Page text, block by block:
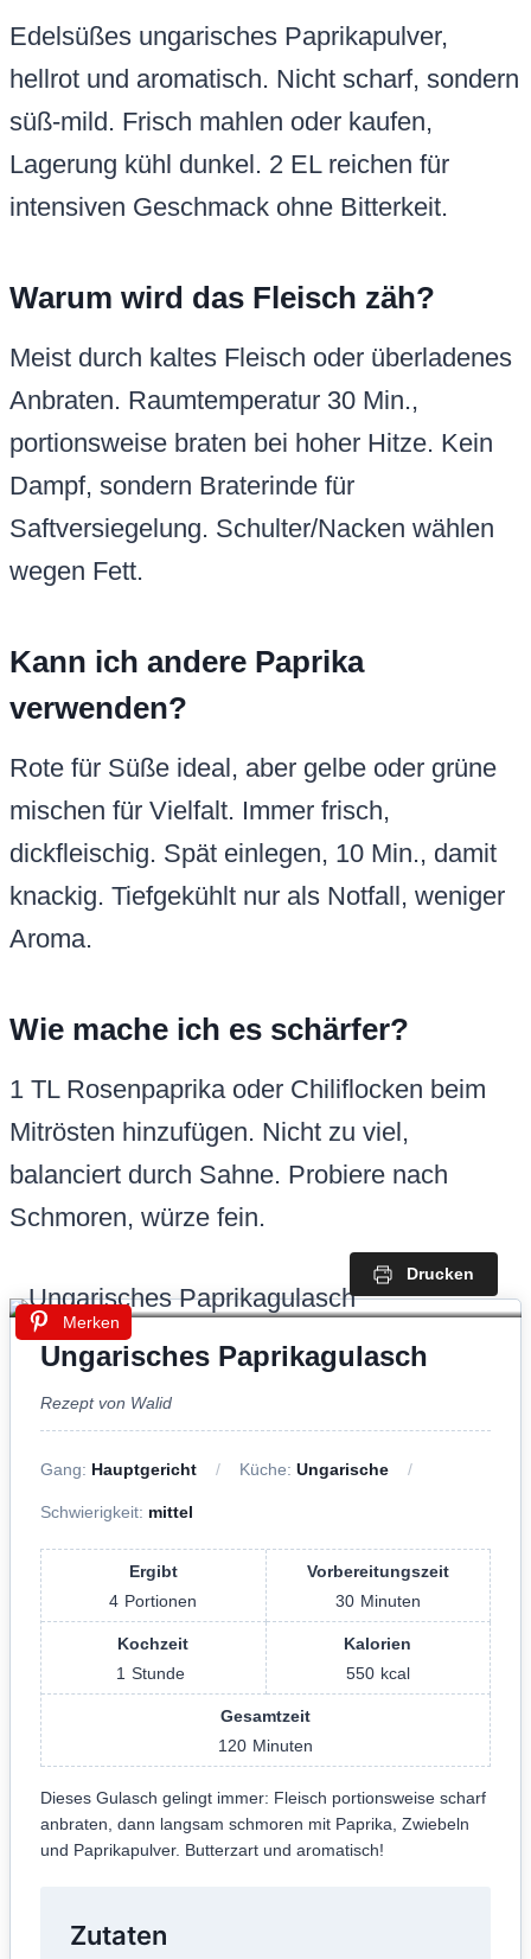
Edelsüßes ungarisches Paprikapulver,
hellrot und aromatisch. Nicht scharf, sondern
süß-mild. Frisch mahlen oder kaufen,
Lagerung kühl dunkel. 2 EL reichen für
intensiven Geschmack ohne Bitterkeit.
Warum wird das Fleisch zäh?
Meist durch kaltes Fleisch oder überladenes
Anbraten. Raumtemperatur 30 Min.,
portionsweise braten bei hoher Hitze. Kein
Dampf, sondern Braterinde für
Saftversiegelung. Schulter/Nacken wählen
wegen Fett.
Kann ich andere Paprika
verwenden?
Rote für Süße ideal, aber gelbe oder grüne
mischen für Vielfalt. Immer frisch,
dickfleischig. Spät einlegen, 10 Min., damit
knackig. Tiefgekühlt nur als Notfall, weniger
Aroma.
Wie mache ich es schärfer?
1 TL Rosenpaprika oder Chiliflocken beim
Mitrösten hinzufügen. Nicht zu viel,
balanciert durch Sahne. Probiere nach
Schmoren, würze fein.
Merken
Drucken
Ungarisches Paprikagulasch
Rezept von Walid
Gang: Hauptgericht Küche: Ungarische
Schwierigkeit: mittel
Ergibt
4 Portionen
Vorbereitungszeit
30 Minuten
Kochzeit
1 Stunde
Kalorien
550 kcal
Gesamtzeit
120 Minuten
Dieses Gulasch gelingt immer: Fleisch portionsweise scharf
anbraten, dann langsam schmoren mit Paprika, Zwiebeln
und Paprikapulver. Butterzart und aromatisch!
Zutaten